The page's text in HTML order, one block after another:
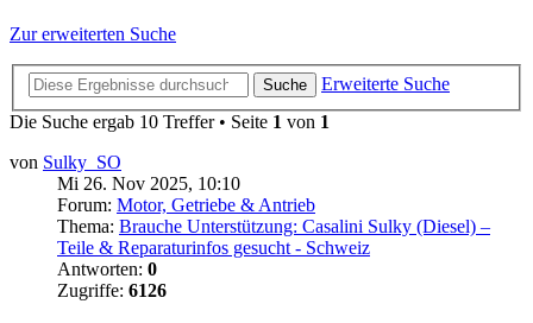
Zur erweiterten Suche
Suche
Erweiterte Suche
Die Suche ergab 10 Treffer • Seite 1 von 1
von Sulky_SO
Mi 26. Nov 2025, 10:10
Forum: Motor, Getriebe & Antrieb
Thema: Brauche Unterstützung: Casalini Sulky (Diesel) –
Teile & Reparaturinfos gesucht - Schweiz
Antworten: 0
Zugriffe: 6126